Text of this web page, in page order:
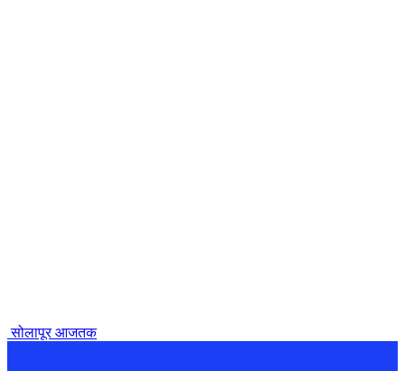
सोलापूर आजतक